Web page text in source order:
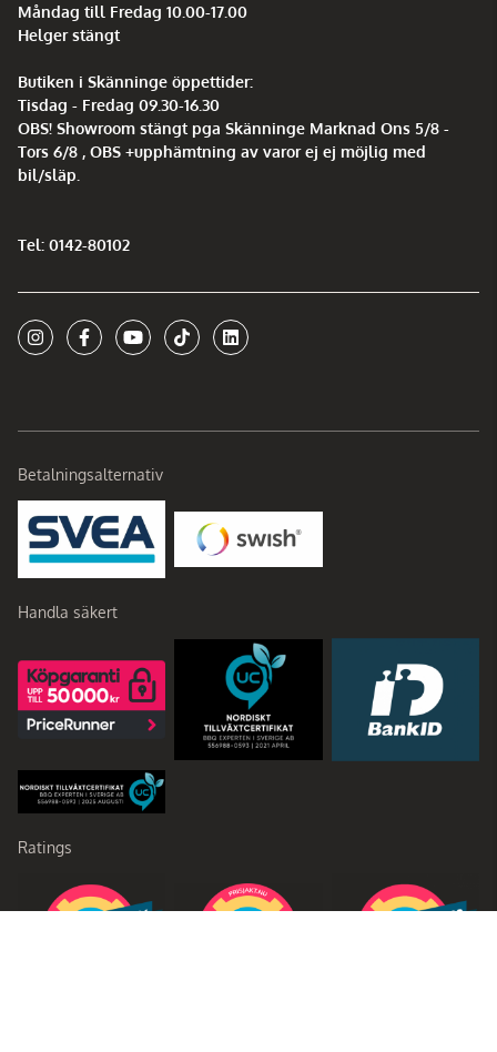
Måndag till Fredag 10.00-17.00
Helger stängt
Butiken i Skänninge öppettider:
Tisdag - Fredag 09.30-16.30
OBS! Showroom stängt pga Skänninge Marknad Ons 5/8 -
Tors 6/8 , OBS +upphämtning av varor ej ej möjlig med
bil/släp.
Tel: 0142-80102
Betalningsalternativ
Handla säkert
Ratings